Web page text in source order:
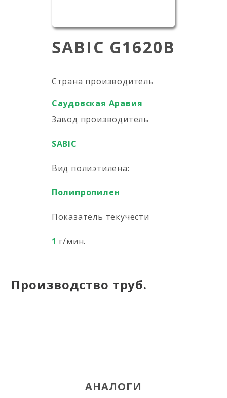
SABIC G1620B
Страна производитель
Саудовская Аравия
Завод производитель
SABIC
Вид полиэтилена:
Полипропилен
Показатель текучести
1 г/мин.
Производство труб.
АНАЛОГИ